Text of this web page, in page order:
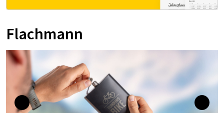
Flachmann